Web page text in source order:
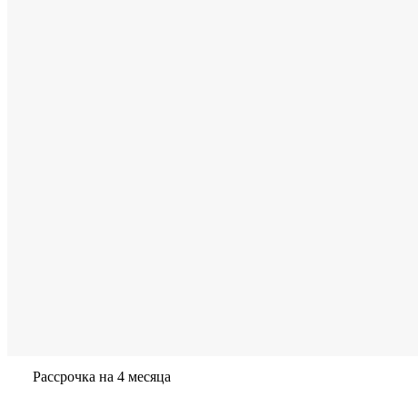
Рассрочка на 4 месяца